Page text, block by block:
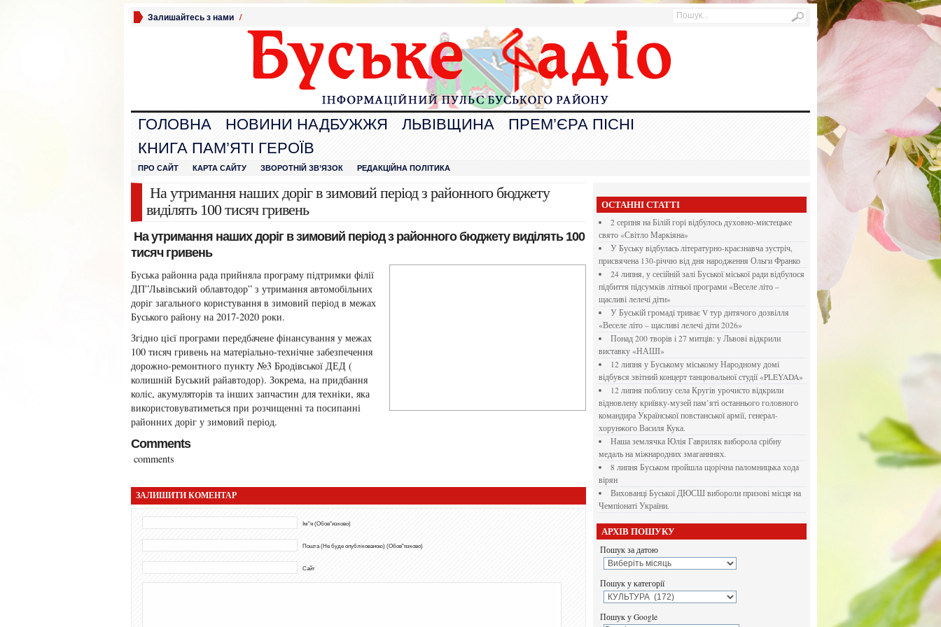
Залишайтесь з нами /
ГОЛОВНА НОВИНИ НАДБУЖЖЯ ЛЬВІВЩИНА
ПРЕМ’ЄРА ПІСНІ
КНИГА ПАМ’ЯТІ ГЕРОЇВ
ПРО САЙТ КАРТА САЙТУ ЗВОРОТНІЙ ЗВ’ЯЗОК РЕДАКЦІЙНА ПОЛІТИКА
На утримання наших доріг в зимовий період з районного бюджету
виділять 100 тисяч гривень
На утримання наших доріг в зимовий період з районного бюджету виділять 100
тисяч гривень
Буська районна рада прийняла програму підтримки філії
ДП”Львівський облавтодор” з утримання автомобільних
доріг загального користування в зимовий період в межах
Буського району на 2017-2020 роки.
Згідно цієї програми передбачене фінансування у межах
100 тисяч гривень на матеріально-технічне забезпечення
дорожно-ремонтного пункту №3 Бродівської ДЕД (
колишній Буський райавтодор). Зокрема, на придбання
коліс, акумуляторів та інших запчастин для техніки, яка
використовуватиметься при розчищенні та посипанні
районних доріг у зимовий період.
Comments
comments
ЗАЛИШИТИ КОМЕНТАР
Ім"я (Обов"язково)
Пошта (Не буде опублікованою) (Обов"язково)
Сайт
ОСТАННІ СТАТТІ
2 серпня на Білій горі відбулось духовно-мистецьке
свято «Світло Маркіяна»
У Буську відбулась літературно-краєзнавча зустріч,
присвячена 130-річчю від дня народження Ольги Франко
24 липня, у сесійній залі Буської міської ради відбулося
підбиття підсумків літньої програми «Веселе літо –
щасливі лелечі діти»
У Буській громаді триває V тур дитячого дозвілля
«Веселе літо – щасливі лелечі діти 2026»
Понад 200 творів і 27 митців: у Львові відкрили
виставку «НАШІ»
12 липня у Буському міському Народному домі
відбувся звітний концерт танцювальної студії «PLEYADA»
12 липня поблизу села Кругів урочисто відкрили
відновлену криївку-музей пам’яті останнього головного
командира Української повстанської армії, генерал-
хорунжого Василя Кука.
Наша землячка Юлія Гавриляк виборола срібну
медаль на міжнародних змаганннях.
8 липня Буськом пройшла щорічна паломницька хода
вірян
Вихованці Буської ДЮСШ вибороли призові місця на
Чемпіонаті України.
АРХІВ ПОШУКУ
Пошук за датою
Пошук у категорії
Пошук у Google